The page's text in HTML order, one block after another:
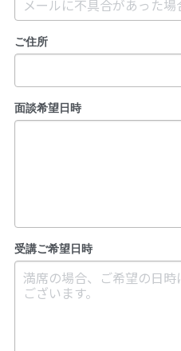
ご住所
面談希望日時
受講ご希望日時